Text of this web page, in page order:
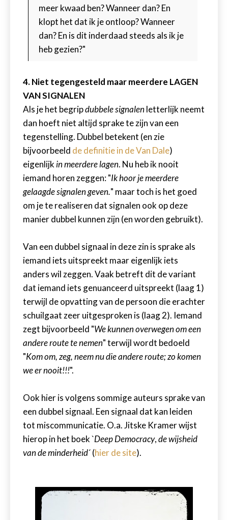
meer kwaad ben? Wanneer dan? En
klopt het dat ik je ontloop? Wanneer
dan? En is dit inderdaad steeds als ik je
heb gezien?"
4. Niet tegengesteld maar meerdere LAGEN
VAN SIGNALEN
Als je het begripdubbele signalenletterlijk neemt
dan hoeft niet altijd sprake te zijn van een
tegenstelling. Dubbel betekent (en zie
bijvoorbeeld de definitie in de Van Dale)
eigenlijk in meerdere lagen. Nu heb ik nooit
iemand horen zeggen: "Ik hoor je meerdere
gelaagde signalen geven." maar toch is het goed
om je te realiseren dat signalen ook op deze
manier dubbel kunnen zijn (en worden gebruikt).
Van een dubbel signaal in deze zin is sprake als
iemand iets uitspreekt maar eigenlijk iets
anders wil zeggen. Vaak betreft dit de variant
dat iemand iets genuanceerd uitspreekt (laag 1)
terwijl de opvatting van de persoon die erachter
schuilgaat zeer uitgesproken is (laag 2). Iemand
zegt bijvoorbeeld "We kunnen overwegen om een
andere route te nemen" terwijl wordt bedoeld
"Kom om, zeg, neem nu die andere route; zo komen
we er nooit!!!".
Ook hier is volgens sommige auteurs sprake van
een dubbel signaal. Een signaal dat kan leiden
tot miscommunicatie. O.a. Jitske Kramer wijst
hierop in het boek `Deep Democracy,de wijsheid
van de minderheid´ (hier de site).